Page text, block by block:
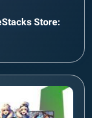
Store: